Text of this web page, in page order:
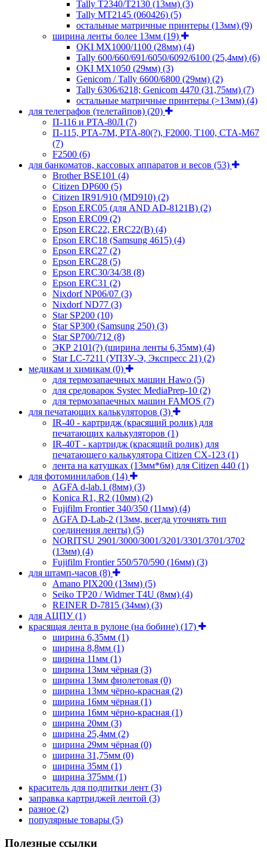
Tally T2340/T2130 (13мм) (3)
Tally MT2145 (060426) (5)
остальные матричные принтеры (13мм) (9)
ширина ленты более 13мм (19)
OKI MX1000/1100 (28мм) (4)
Tally 600/660/691/6050/6092/6100 (25,4мм) (6)
OKI MX1050 (29мм) (3)
Genicom / Tally 6600/6800 (29мм) (2)
Tally 6306/6218; Genicom 4470 (31,75мм) (7)
остальные матричные принтеры (>13мм) (4)
для телеграфов (телетайпов) (20)
П-116 и РТА-80Л (7)
П-115, РТА-7М, РТА-80(?), F2000, T100, СТА-М67
(7)
F2500 (6)
для банкоматов, кассовых аппаратов и весов (53)
Brother BSE101 (4)
Citizen DP600 (5)
Citizen IR91/910 (MD910) (2)
Epson ERC05 (для AND AD-8121B) (2)
Epson ERC09 (2)
Epson ERC22, ERC22(B) (4)
Epson ERC18 (Samsung 4615) (4)
Epson ERC27 (2)
Epson ERC28 (5)
Epson ERC30/34/38 (8)
Epson ERC31 (2)
Nixdorf NP06/07 (3)
Nixdorf ND77 (3)
Star SP200 (10)
Star SP300 (Samsung 250) (3)
Star SP700/712 (8)
ЭКР 2101(?) (ширина ленты 6,35мм) (4)
Star LC-7211 (УПЗУ-Э, Экспресс 21) (2)
медикам и химикам (0)
для термозапаечных машин Hawo (5)
для средоварок Systec MediaPrep-10 (2)
для термозапаечных машин FAMOS (7)
для печатающих калькуляторов (3)
IR-40 - картридж (красящий ролик) для
печатающих калькуляторов (1)
IR-40T - картридж (красящий ролик) для
печатающего калькулятора Citizen CX-123 (1)
лента на катушках (13мм*6м) для Citizen 440 (1)
для фотоминилабов (14)
AGFA d-lab.1 (8мм) (3)
Konica R1, R2 (10мм) (2)
Fujifilm Frontier 340/350 (11мм) (4)
AGFA D-Lab-2 (13мм, всегда уточнять тип
соединения ленты) (5)
NORITSU 2901/3000/3001/3201/3301/3701/3702
(13мм) (4)
Fujifilm Frontier 550/570/590 (16мм) (3)
для штамп-часов (8)
Amano PIX200 (13мм) (5)
Seiko TP20 / Widmer T4U (8мм) (4)
REINER D-7815 (34мм) (3)
для АЦПУ(1)
красящая лента в рулоне (на бобине) (17)
ширина 6,35мм (1)
ширина 8,8мм (1)
ширина 11мм (1)
ширина 13мм чёрная (3)
ширина 13мм фиолетовая (0)
ширина 13мм чёрно-красная (2)
ширина 16мм чёрная (1)
ширина 16мм чёрно-красная (1)
ширина 20мм (3)
ширина 25,4мм (2)
ширина 29мм чёрная (0)
ширина 31,75мм (0)
ширина 35мм (1)
ширина 375мм (1)
краситель для подпитки лент (3)
заправка картриджей лентой (3)
разное (2)
популярные товары (5)
Полезные ссылки